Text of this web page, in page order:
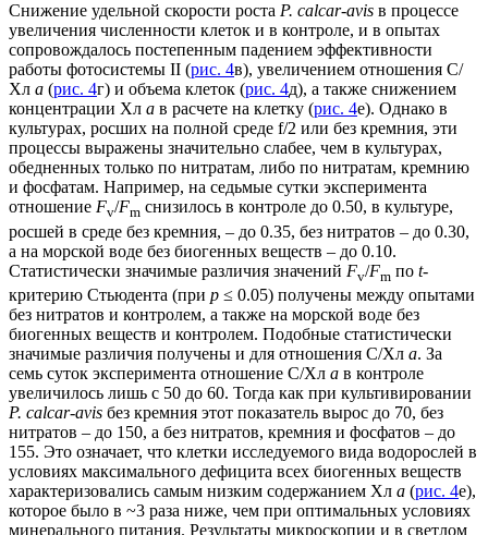
Снижение удельной скорости роста P. calcar-avis в процессе
увеличения численности клеток и в контроле, и в опытах
сопровождалось постепенным падением эффективности
работы фотосистемы II (рис. 4в), увеличением отношения С/
Хл а (рис. 4г) и объема клеток (рис. 4д), а также снижением
концентрации Хл а в расчете на клетку (рис. 4е). Однако в
культурах, росших на полной среде f/2 или без кремния, эти
процессы выражены значительно слабее, чем в культурах,
обедненных только по нитратам, либо по нитратам, кремнию
и фосфатам. Например, на седьмые сутки эксперимента
отношение Fv/Fm снизилось в контроле до 0.50, в культуре,
росшей в среде без кремния, – до 0.35, без нитратов – до 0.30,
а на морской воде без биогенных веществ – до 0.10.
Статистически значимые различия значений Fv/Fm по t-
критерию Стьюдента (при р ≤ 0.05) получены между опытами
без нитратов и контролем, а также на морской воде без
биогенных веществ и контролем. Подобные статистически
значимые различия получены и для отношения С/Хл а. За
семь суток эксперимента отношение С/Хл а в контроле
увеличилось лишь с 50 до 60. Тогда как при культивировании
P. calcar-avis без кремния этот показатель вырос до 70, без
нитратов – до 150, а без нитратов, кремния и фосфатов – до
155. Это означает, что клетки исследуемого вида водорослей в
условиях максимального дефицита всех биогенных веществ
характеризовались самым низким содержанием Хл а (рис. 4е),
которое было в ~3 раза ниже, чем при оптимальных условиях
минерального питания. Результаты микроскопии и в светлом